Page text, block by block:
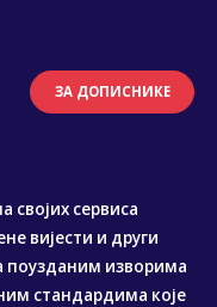
ЗА ДОПИСНИКЕ
својих сервиса
вијести и други
поузданим изворима
стандардима које